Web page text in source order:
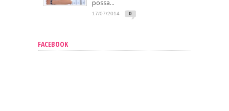
possa...
17/07/2014 0
FACEBOOK